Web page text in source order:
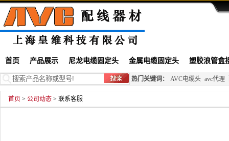
首页 产品展示 尼龙电缆固定头 金属电缆固定头 塑胶浪管盒
热门关键词： AVC电缆头 avc代理
首页 > 公司动态 > 联系客服